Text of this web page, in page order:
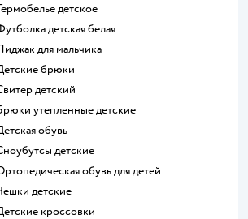
Термобелье детское
Футболка детская белая
Пиджак для мальчика
Детские брюки
Свитер детский
Брюки утепленные детские
Детская обувь
Сноубутсы детские
Ортопедическая обувь для детей
Чешки детские
Детские кроссовки